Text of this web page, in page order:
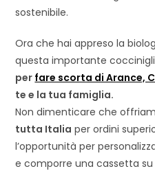
sostenibile.
Ora che hai appreso la
questa importante
per fare scorta di Arance,
te e la tua famiglia.
Non dimenticare che
tutta Italia per ordini
l’opportunità per
e comporre una cassetta